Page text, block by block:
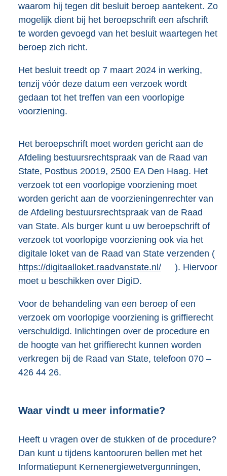
waarom hij tegen dit besluit beroep aantekent. Zo
mogelijk dient bij het beroepschrift een afschrift
te worden gevoegd van het besluit waartegen het
beroep zich richt.
Het besluit treedt op 7 maart 2024 in werking,
tenzij vóór deze datum een verzoek wordt
gedaan tot het treffen van een voorlopige
voorziening.
Het beroepschrift moet worden gericht aan de
Afdeling bestuursrechtspraak van de Raad van
State, Postbus 20019, 2500 EA Den Haag. Het
verzoek tot een voorlopige voorziening moet
worden gericht aan de voorzieningenrechter van
de Afdeling bestuursrechtspraak van de Raad
van State. Als burger kunt u uw beroepschrift of
verzoek tot voorlopige voorziening ook via het
digitale loket van de Raad van State verzenden (
x
https://digitaalloket.raadvanstate.nl/
). Hiervoor
moet u beschikken over DigiD.
Voor de behandeling van een beroep of een
verzoek om voorlopige voorziening is griffierecht
verschuldigd. Inlichtingen over de procedure en
de hoogte van het griffierecht kunnen worden
verkregen bij de Raad van State, telefoon 070 –
426 44 26.
Waar vindt u meer informatie?
Heeft u vragen over de stukken of de procedure?
Dan kunt u tijdens kantooruren bellen met het
Informatiepunt Kernenergiewetvergunningen,